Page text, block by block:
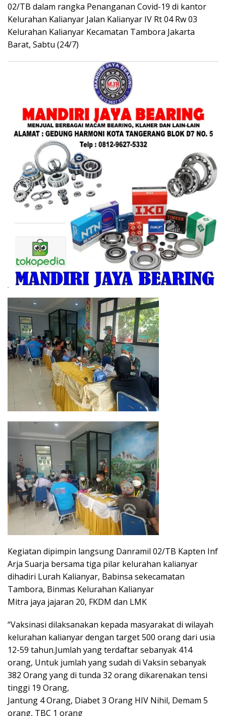
02/TB dalam rangka Penanganan Covid-19 di kantor
Kelurahan Kalianyar Jalan Kalianyar IV Rt 04 Rw 03
Kelurahan Kalianyar Kecamatan Tambora Jakarta
Barat, Sabtu (24/7)
Kegiatan dipimpin langsung Danramil 02/TB Kapten Inf
Arja Suarja bersama tiga pilar kelurahan kalianyar
dihadiri Lurah Kalianyar, Babinsa sekecamatan
Tambora, Binmas Kelurahan Kalianyar
Mitra jaya jajaran 20, FKDM dan LMK
“Vaksinasi dilaksanakan kepada masyarakat di wilayah
kelurahan kalianyar dengan target 500 orang dari usia
12-59 tahun.Jumlah yang terdaftar sebanyak 414
orang, Untuk jumlah yang sudah di Vaksin sebanyak
382 Orang yang di tunda 32 orang dikarenakan tensi
tinggi 19 Orang,
Jantung 4 Orang, Diabet 3 Orang HIV Nihil, Demam 5
orang, TBC 1 orang